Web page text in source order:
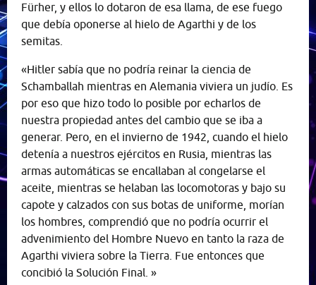
Fürher, y ellos lo dotaron de esa llama, de ese fuego
que debía oponerse al hielo de Agarthi y de los
semitas.
«Hitler sabía que no podría reinar la ciencia de
Schamballah mientras en Alemania viviera un judío. Es
por eso que hizo todo lo posible por echarlos de
nuestra propiedad antes del cambio que se iba a
generar. Pero, en el invierno de 1942, cuando el hielo
detenía a nuestros ejércitos en Rusia, mientras las
armas automáticas se encallaban al congelarse el
aceite, mientras se helaban las locomotoras y bajo su
capote y calzados con sus botas de uniforme, morían
los hombres, comprendió que no podría ocurrir el
advenimiento del Hombre Nuevo en tanto la raza de
Agarthi viviera sobre la Tierra. Fue entonces que
concibió la Solución Final. »